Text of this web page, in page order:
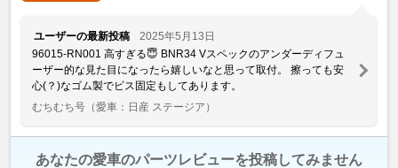
ユーザーの最新投稿
2025年5月13日
96015-RN001 高すぎる😇 BNR34 Vスペックのアンダーディフュ
ーザー的な見た目になったら嬉しいなと思って取付。 擦っても安
心(？)なゴム製でビス固定もしてあります。
むちむち号 （愛車：日産 ステージア）
あなたの愛車のパーツレビューを投稿してみません